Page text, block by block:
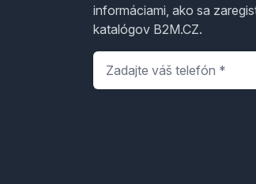
informáciami, ako sa
katalógov B2M.CZ.
Telefón